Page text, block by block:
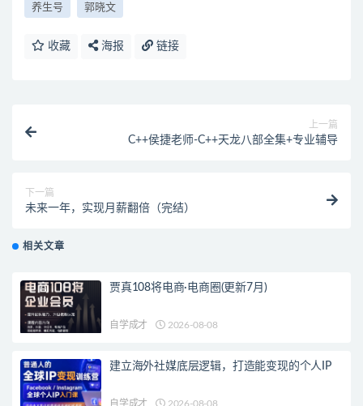
养生号 郭晓文
收藏 海报 链接
上一篇
C++侯捷老师-C++天龙八部全集+专业辅导
下一篇
未来一年，实现月薪翻倍（完结）
相关文章
贾真108将电商·电商圈(更新7月)
自学成才 2026-08-08
建立海外社媒底层逻辑，打造能变现的个人IP
自学成才 2026-08-08